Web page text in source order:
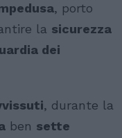
, porto
la sicurezza
dei
, durante la
ben sette